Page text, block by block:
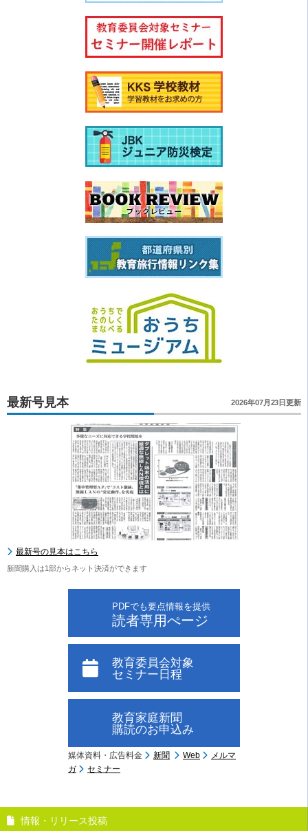
最新号見本 2026年07月23日更新
最新号の見本はこちら
新聞購入は1部からネット決済ができます
PDFでも要点情報を提供
読者専用ぺージ
教育委員会対象
セミナー日程
教育家庭新聞
購読のお申込み
媒体資料・広告料金 新聞 Web
メルマ
ガ
セミナー
情報・リリース投稿